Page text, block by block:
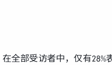
全部受访者中，仅有28%